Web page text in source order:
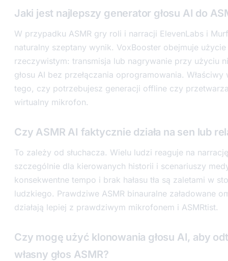
Jaki jest najlepszy generator głosu AI do
W przypadku ASMR gry roli i narracji ElevenLabs i
naturalny szeptany wynik. VoxBooster obejmuje
rzeczywistym: transmisja lub nagrywanie przy użyciu
głosu AI bez przełączania oprogramowania.
tego, czy potrzebujesz generacji offline czy
wirtualny mikrofon.
Czy ASMR AI faktycznie działa na sen lub
To zależy od słuchacza. Wielu ludzi reaguje na
szczególnie dla kierowanych historii i scenariuszy
konsekwentne tempo i brak hałasu tła są zaletami w
ludzkiego. Prawdziwe ASMR binauralne załadowane
działają lepiej z prawdziwym mikrofonem i ASMRtist.
Czy mogę użyć klonowania głosu AI, aby
własny głos ASMR?